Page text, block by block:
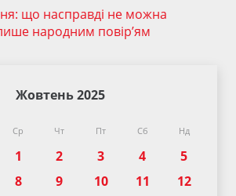
що насправді не можна
народним повір’ям
Жовтень 2025
Ср Чт Пт Сб Нд
1 2 3 4
5
8 9 10 11
12